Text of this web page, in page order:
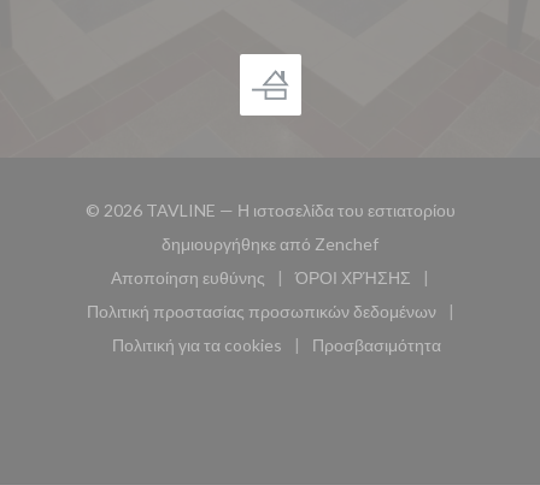
© 2026 TAVLINE — Η ιστοσελίδα του εστιατορίου
δημιουργήθηκε από Zenchef((ανοίγει σε νέο
Αποποίηση ευθύνης
((ανοίγει σε νέο παράθυρο))
ΌΡΟΙ ΧΡΉΣΗΣ
((ανοίγει σε νέο
Πολιτική προστασίας προσωπικών δεδομένων
((ανοίγει σε νέο παράθυρο))
Πολιτική για τα cookies
((ανοίγει σε νέο παράθυρο))
Προσβασιμότητα
((ανοίγει σε νέο